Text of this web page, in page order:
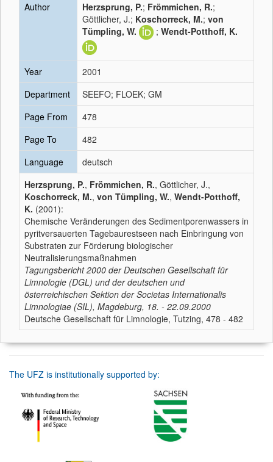
Author
Herzsprung, P.; Frömmichen, R.;
Göttlicher, J.; Koschorreck, M.; von
Tümpling, W.
; Wendt-Potthoff, K.
Year
2001
Department
SEEFO; FLOEK; GM
Page From
478
Page To
482
Language
deutsch
Herzsprung, P., Frömmichen, R., Göttlicher, J.,
Koschorreck, M., von Tümpling, W., Wendt-Potthoff,
K. (2001):
Chemische Veränderungen des Sedimentporenwassers in
pyritversauerten Tagebaurestseen nach Einbringung von
Substraten zur Förderung biologischer
Neutralisierungsmaßnahmen
Tagungsbericht 2000 der Deutschen Gesellschaft für
Limnologie (DGL) und der deutschen und
österreichischen Sektion der Societas Internationalis
Limnologiae (SIL), Magdeburg, 18. - 22.09.2000
Deutsche Gesellschaft für Limnologie, Tutzing, 478 - 482
The UFZ is institutionally supported by: